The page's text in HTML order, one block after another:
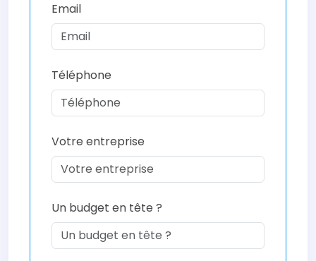
Email
Téléphone
Votre entreprise
Un budget en tête ?